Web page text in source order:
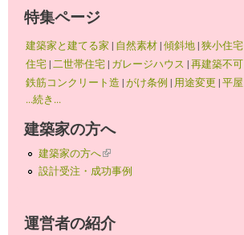
特集ページ
建築家と建てる家 | 自然素材|傾斜地|狭小住宅
住宅|二世帯住宅| ガレージハウス |再建築不可
鉄筋コンクリート造 |がけ条例 | 用途変更 |平屋
...続き...
建築家の方へ
建築家の方へ(link is external)
設計受注・成功事例
運営者の紹介